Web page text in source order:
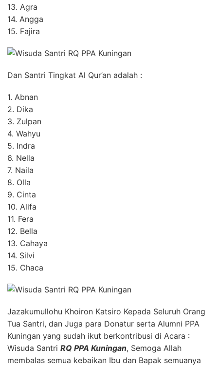
13. Agra
14. Angga
15. Fajira
Dan Santri Tingkat Al Qur’an adalah :
1. Abnan
2. Dika
3. Zulpan
4. Wahyu
5. Indra
6. Nella
7. Naila
8. Olla
9. Cinta
10. Alifa
11. Fera
12. Bella
13. Cahaya
14. Silvi
15. Chaca
Jazakumullohu Khoiron Katsiro Kepada Seluruh Orang
Tua Santri, dan Juga para Donatur serta Alumni PPA
Kuningan yang sudah ikut berkontribusi di Acara :
Wisuda Santri RQ PPA Kuningan, Semoga Allah
membalas semua kebaikan Ibu dan Bapak semuanya